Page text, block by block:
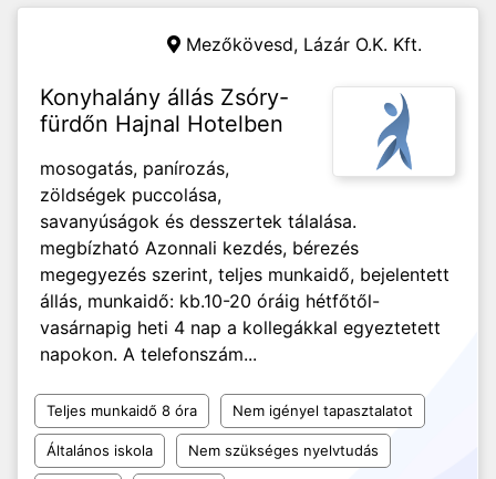
Mezőkövesd, Lázár O.K. Kft.
Konyhalány állás Zsóry-
fürdőn Hajnal Hotelben
mosogatás, panírozás,
zöldségek puccolása,
savanyúságok és desszertek tálalása.
megbízható Azonnali kezdés, bérezés
megegyezés szerint, teljes munkaidő, bejelentett
állás, munkaidő: kb.10-20 óráig hétfőtől-
vasárnapig heti 4 nap a kollegákkal egyeztetett
napokon. A telefonszám...
Teljes munkaidő 8 óra Nem igényel tapasztalatot
Általános iskola Nem szükséges nyelvtudás